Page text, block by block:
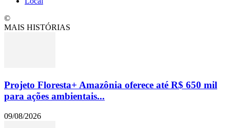
©
MAIS HISTÓRIAS
Projeto Floresta+ Amazônia oferece até R$ 650 mil
para ações ambientais...
09/08/2026